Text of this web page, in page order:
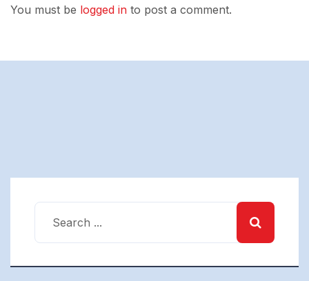
You must be logged in to post a comment.